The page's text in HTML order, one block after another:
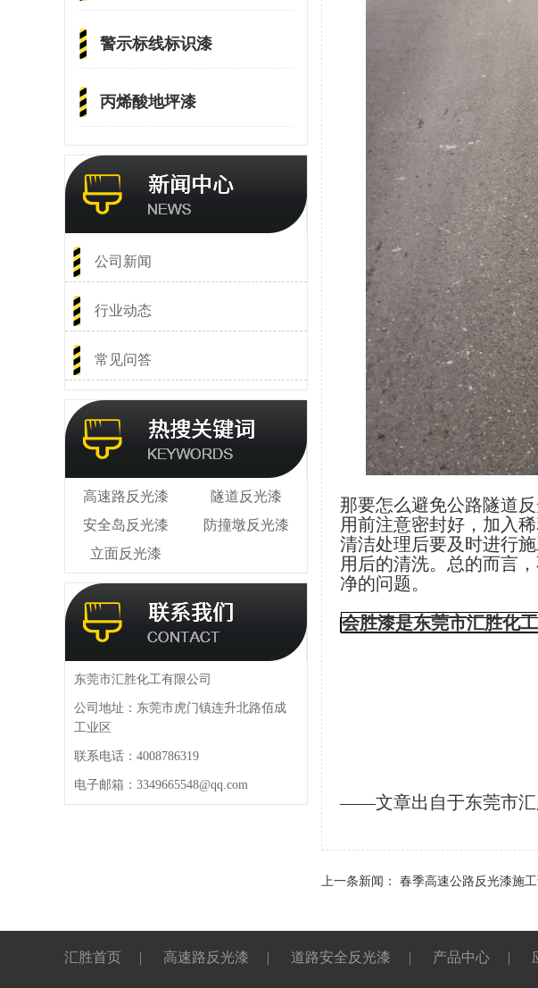
警示标线标识漆
丙烯酸地坪漆
公司新闻
行业动态
常见问答
高速路反光漆
隧道反光漆
安全岛反光漆
防撞墩反光漆
立面反光漆
东莞市汇胜化工有限公司
公司地址：东莞市虎门镇连升北路佰成
工业区
联系电话：4008786319
电子邮箱：3349665548@qq.com
那要怎么避免公路隧道
用前注意密封好，加入
清洁处理后要及时进行
用后的清洗。总的而言
净的问题。
会胜漆是东莞市汇胜化
——文章出自于东莞市汇
上一条新闻： 春季高速公路反光漆施
汇胜首页 | 高速路反光漆 | 道路安全反光漆 | 产品中心 |